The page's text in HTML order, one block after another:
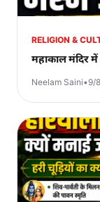
RELIGION &
महाकाल मंदिर
Neelam Saini•9/